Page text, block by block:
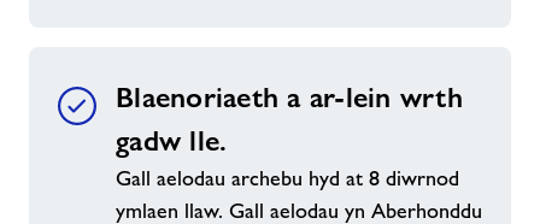
Blaenoriaeth a ar-lein wrth
gadw lle.
Gall aelodau archebu hyd at 8 diwrnod
ymlaen llaw. Gall aelodau yn Aberhonddu